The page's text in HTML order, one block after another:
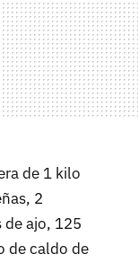
de 1 kilo
2
ajo, 125
de caldo de